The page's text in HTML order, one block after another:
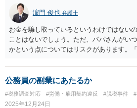
濵門 俊也 弁護士
お金を騙し取っているというわけではない
ことはないでしょう。ただ、パパさんがい
かという点についてはリスクがあります。
公務員の副業にあたるか
#税務調査対応 #労働・雇用契約違反 #脱税事件
2025年12月24日